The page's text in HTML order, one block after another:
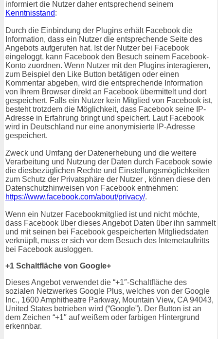
informiert die Nutzer daher entsprechend seinem
Kenntnisstand:
Durch die Einbindung der Plugins erhält Facebook die
Information, dass ein Nutzer die entsprechende Seite des
Angebots aufgerufen hat. Ist der Nutzer bei Facebook
eingeloggt, kann Facebook den Besuch seinem Facebook-
Konto zuordnen. Wenn Nutzer mit den Plugins interagieren,
zum Beispiel den Like Button betätigen oder einen
Kommentar abgeben, wird die entsprechende Information
von Ihrem Browser direkt an Facebook übermittelt und dort
gespeichert. Falls ein Nutzer kein Mitglied von Facebook ist,
besteht trotzdem die Möglichkeit, dass Facebook seine IP-
Adresse in Erfahrung bringt und speichert. Laut Facebook
wird in Deutschland nur eine anonymisierte IP-Adresse
gespeichert.
Zweck und Umfang der Datenerhebung und die weitere
Verarbeitung und Nutzung der Daten durch Facebook sowie
die diesbezüglichen Rechte und Einstellungsmöglichkeiten
zum Schutz der Privatsphäre der Nutzer , können diese den
Datenschutzhinweisen von Facebook entnehmen:
https://www.facebook.com/about/privacy/.
Wenn ein Nutzer Facebookmitglied ist und nicht möchte,
dass Facebook über dieses Angebot Daten über ihn sammelt
und mit seinen bei Facebook gespeicherten Mitgliedsdaten
verknüpft, muss er sich vor dem Besuch des Internetauftritts
bei Facebook ausloggen.
+1 Schaltfläche von Google+
Dieses Angebot verwendet die “+1″-Schaltfläche des
sozialen Netzwerkes Google Plus, welches von der Google
Inc., 1600 Amphitheatre Parkway, Mountain View, CA 94043,
United States betrieben wird (“Google”). Der Button ist an
dem Zeichen “+1″ auf weißem oder farbigen Hintergrund
erkennbar.